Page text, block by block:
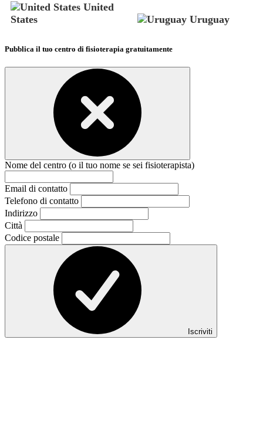
United
States
Uruguay
Pubblica il tuo centro di fisioterapia gratuitamente
Nome del centro (o il tuo nome se sei fisioterapista)
Email di contatto
Telefono di contatto
Indirizzo
Città
Codice postale
Iscriviti